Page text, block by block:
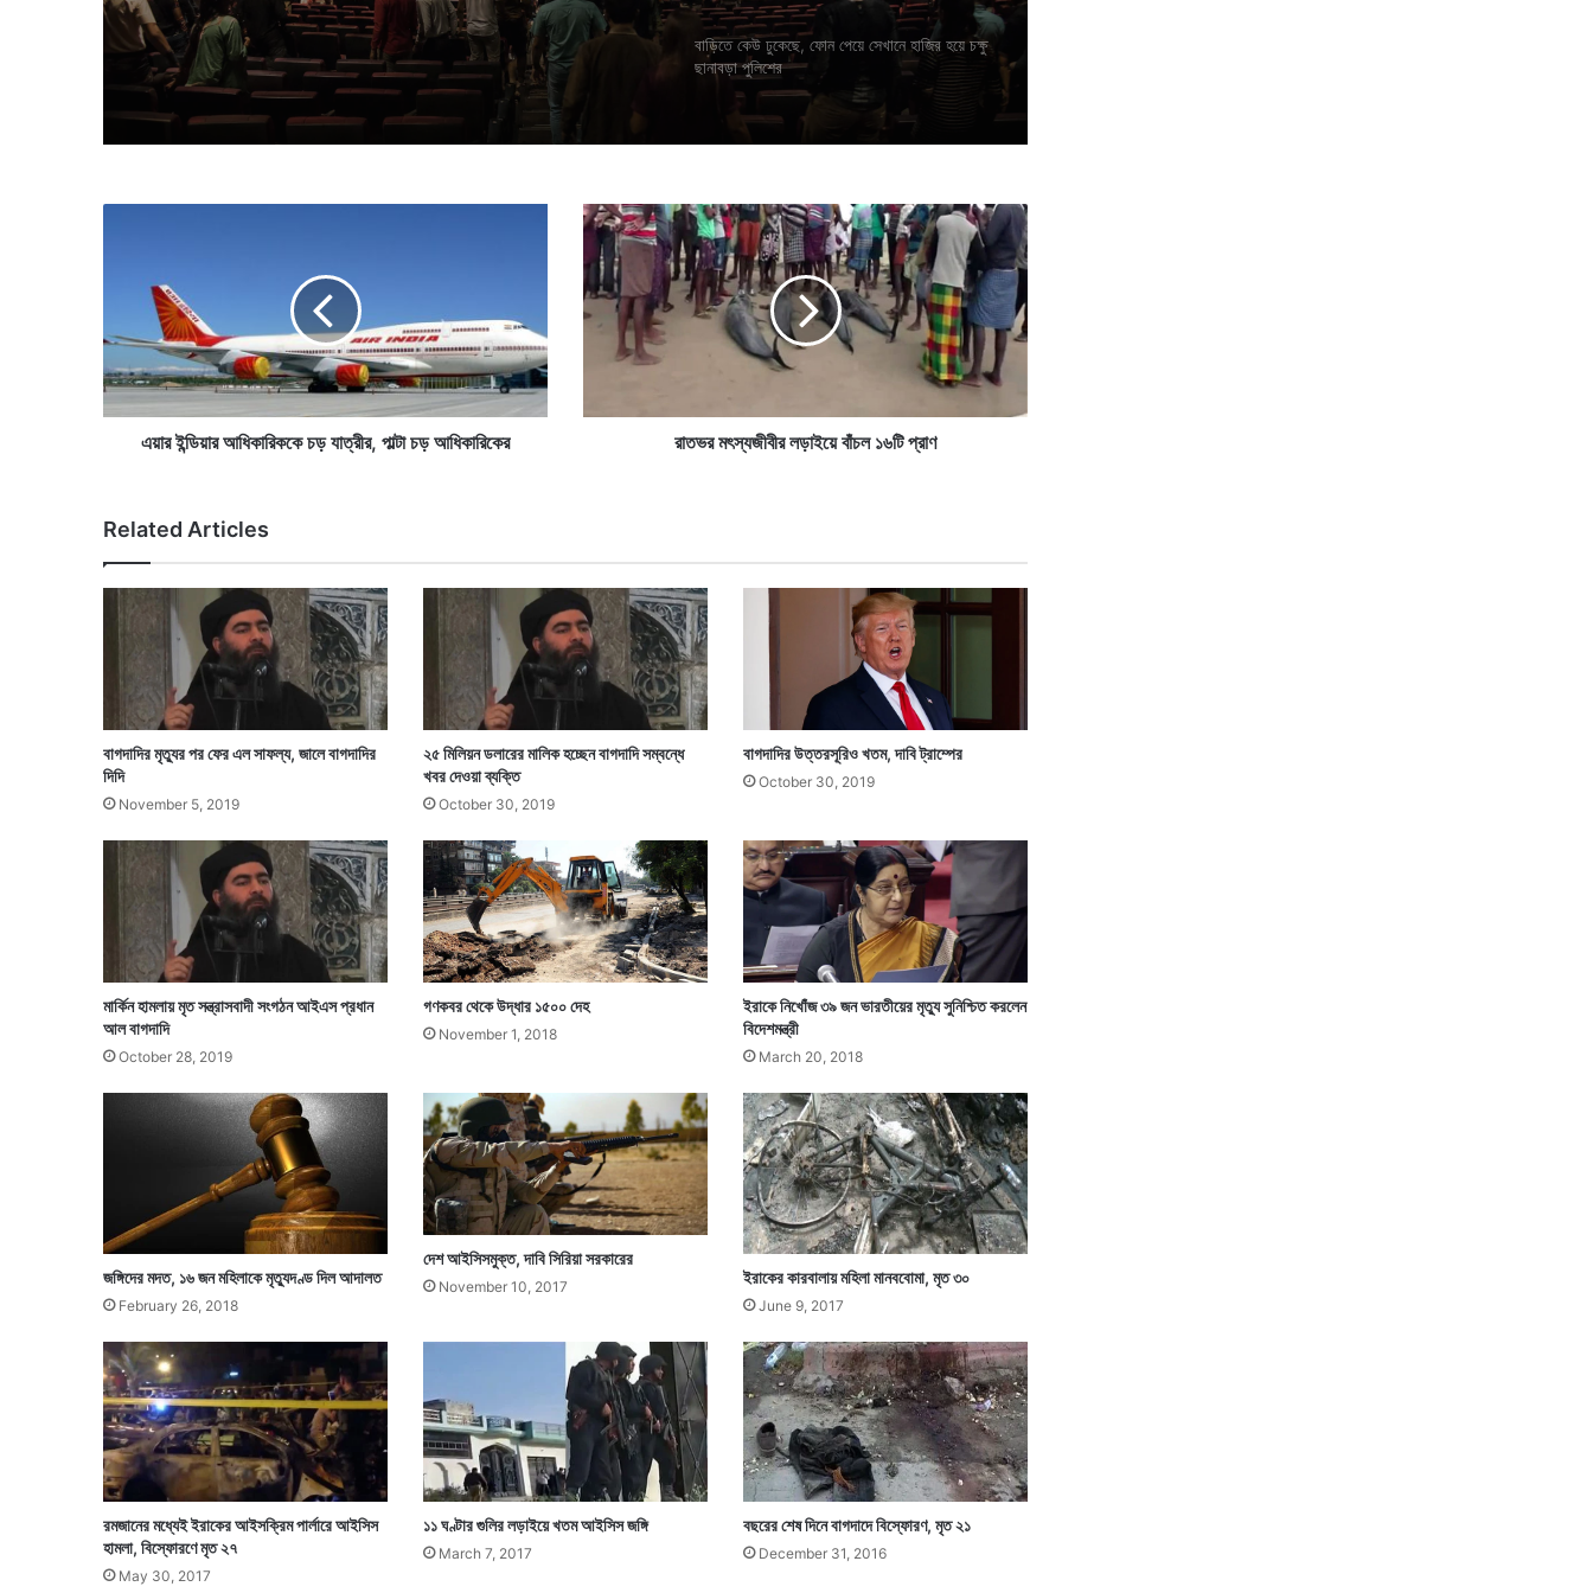
হিমবাহ গলে বেরিয়ে পড়া পাহাড়ের গায়ে সাদা
রং করা হয়েছিল, তাতে কি উপকার হয়েছিল
বাড়িতে কেউ ঢুকেছে, ফোন পেয়ে সেখানে হাজির হয়ে চক্ষু
ছানাবড়া পুলিশের
য়া
র
আ
ধি
চ
ড়
যা
ড়
আ
ধি
কা
এয়ার ইন্ডিয়ার আধিকারিককে চড় যাত্রীর, পাল্টা চড় আধিকারিকের
রা
ভ
র
ম
বী
বাঁ
চ
ল
১
৬
রাতভর মৎস্যজীবীর লড়াইয়ে বাঁচল ১৬টি প্রাণ
Related Articles
বাগদাদির মৃত্যুর পর ফের এল সাফল্য, জালে বাগদাদির
দিদি
November 5, 2019
২৫ মিলিয়ন ডলারের মালিক হচ্ছেন বাগদাদি সম্বন্ধে
খবর দেওয়া ব্যক্তি
October 30, 2019
বাগদাদির উত্তরসূরিও খতম, দাবি ট্রাম্পের
October 30, 2019
মার্কিন হামলায় মৃত সন্ত্রাসবাদী সংগঠন আইএস প্রধান
আল বাগদাদি
October 28, 2019
গণকবর থেকে উদ্ধার ১৫০০ দেহ
November 1, 2018
ইরাকে নিখোঁজ ৩৯ জন ভারতীয়ের মৃত্যু সুনিশ্চিত করলেন
বিদেশমন্ত্রী
March 20, 2018
জঙ্গিদের মদত, ১৬ জন মহিলাকে মৃত্যুদণ্ড দিল আদালত
February 26, 2018
দেশ আইসিসমুক্ত, দাবি সিরিয়া সরকারের
November 10, 2017
ইরাকের কারবালায় মহিলা মানববোমা, মৃত ৩০
June 9, 2017
রমজানের মধ্যেই ইরাকের আইসক্রিম পার্লারে আইসিস
হামলা, বিস্ফোরণে মৃত ২৭
May 30, 2017
১১ ঘণ্টার গুলির লড়াইয়ে খতম আইসিস জঙ্গি
March 7, 2017
বছরের শেষ দিনে বাগদাদে বিস্ফোরণ, মৃত ২১
December 31, 2016